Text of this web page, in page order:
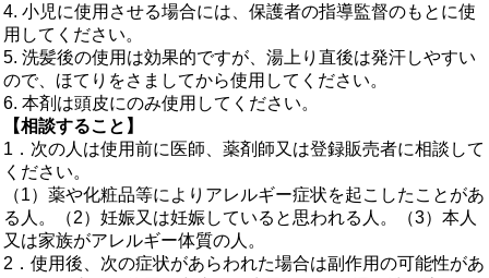
4. 小児に使用させる場合には、保護者の指導監督のもとに使
用してください。
5. 洗髪後の使用は効果的ですが、湯上り直後は発汗しやすい
ので、ほてりをさましてから使用してください。
6. 本剤は頭皮にのみ使用してください。
【相談すること】
1．次の人は使用前に医師、薬剤師又は登録販売者に相談して
ください。
（1）薬や化粧品等によりアレルギー症状を起こしたことがあ
る人。（2）妊娠又は妊娠していると思われる人。（3）本人
又は家族がアレルギー体質の人。
2．使用後、次の症状があらわれた場合は副作用の可能性があ